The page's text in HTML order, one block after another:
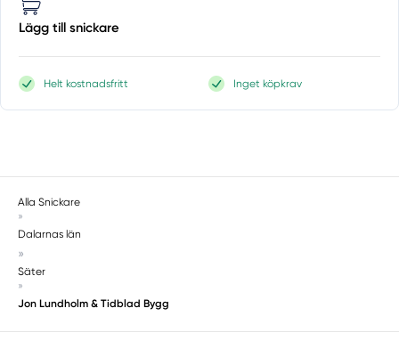
Lägg till snickare
Helt kostnadsfritt Inget köpkrav
Alla Snickare
»
Dalarnas län
»
Säter
»
Jon Lundholm & Tidblad Bygg